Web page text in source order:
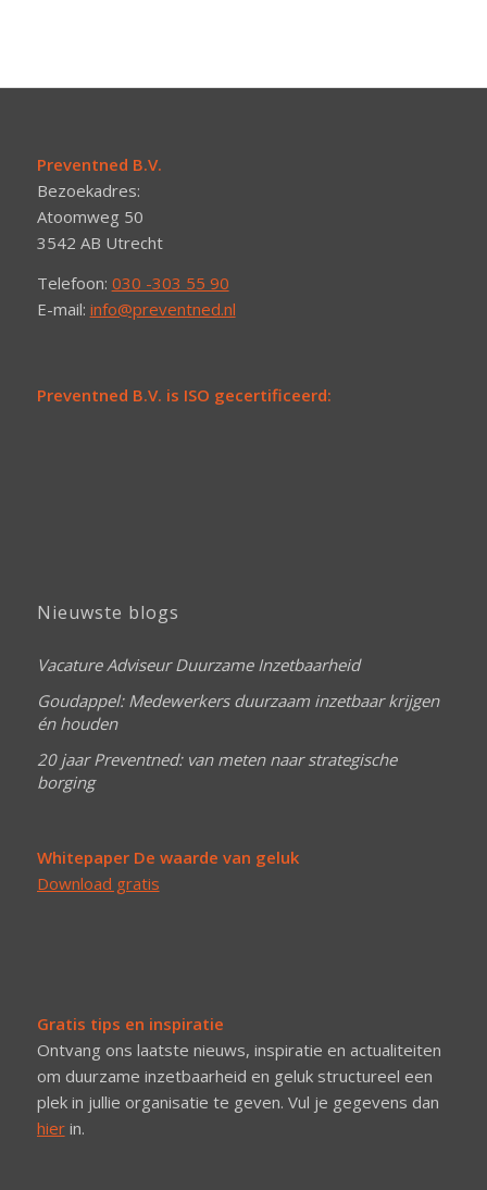
Preventned B.V.
Bezoekadres:
Atoomweg 50
3542 AB Utrecht
Telefoon: 030 -303 55 90
E-mail: info@preventned.nl
Preventned B.V. is ISO gecertificeerd:
Nieuwste blogs
Vacature Adviseur Duurzame Inzetbaarheid
Goudappel: Medewerkers duurzaam inzetbaar krijgen
én houden
20 jaar Preventned: van meten naar strategische
borging
Whitepaper De waarde van geluk
Download gratis
Gratis tips en inspiratie
Ontvang ons laatste nieuws, inspiratie en actualiteiten
om duurzame inzetbaarheid en geluk structureel een
plek in jullie organisatie te geven. Vul je gegevens dan
hierin.